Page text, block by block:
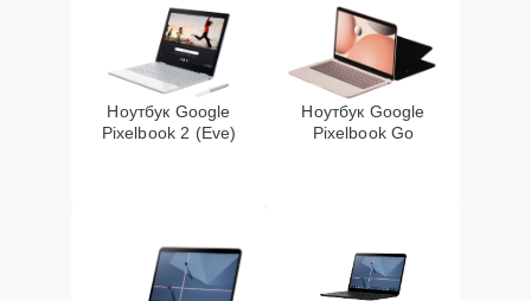
Ноутбук Google
Pixelbook 2 (Eve)
Ноутбук Google
Pixelbook Go